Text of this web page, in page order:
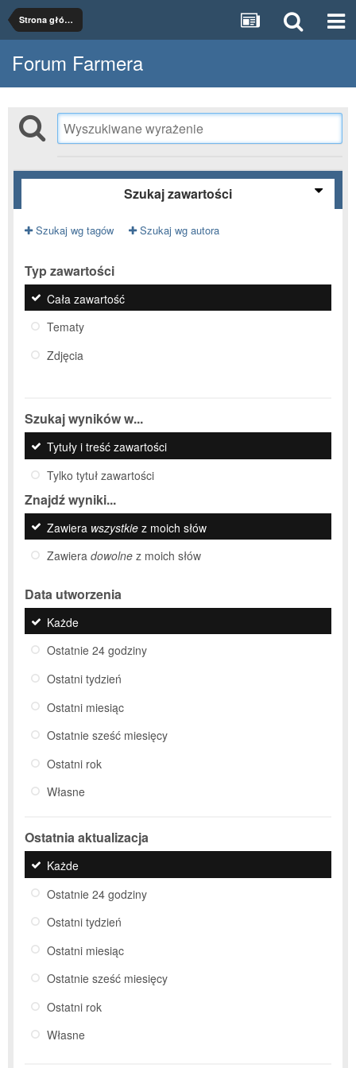
Strona główna
Forum Farmera
Szukaj zawartości
Szukaj wg tagów Szukaj wg autora
Typ zawartości
Cała zawartość
Tematy
Zdjęcia
Szukaj wyników w...
Tytuły i treść zawartości
Tylko tytuł zawartości
Znajdź wyniki...
Zawiera wszystkie z moich słów
Zawiera dowolne z moich słów
Data utworzenia
Każde
Ostatnie 24 godziny
Ostatni tydzień
Ostatni miesiąc
Ostatnie sześć miesięcy
Ostatni rok
Własne
Ostatnia aktualizacja
Każde
Ostatnie 24 godziny
Ostatni tydzień
Ostatni miesiąc
Ostatnie sześć miesięcy
Ostatni rok
Własne